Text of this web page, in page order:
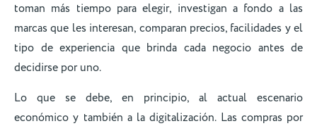
toman más tiempo para elegir, investigan a fondo a las
marcas que les interesan, comparan precios, facilidades y el
tipo de experiencia que brinda cada negocio antes de
decidirse por uno.
Lo que se debe, en principio, al actual escenario
económico y también a la digitalización. Las compras por